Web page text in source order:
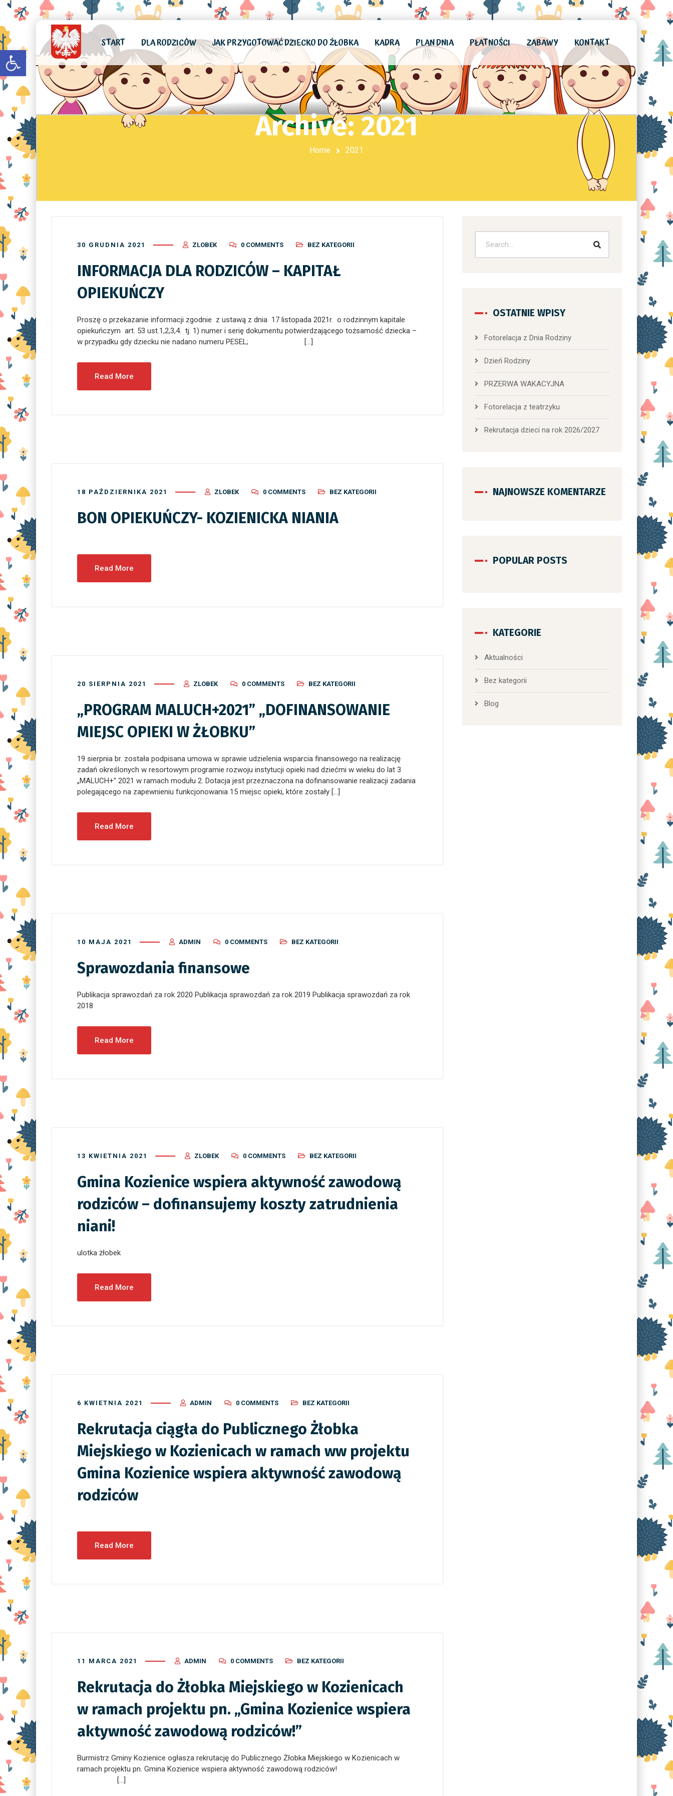
Open toolbar
START DLA RODZICÓW JAK PRZYGOTOWAĆ DZIECKO DO ŻŁOBKA KADRA PLAN DNIA PŁATNOŚCI ZABAWY KONTAKT
Archive: 2021
Home 2021
30 GRUDNIA 2021 ZLOBEK 0 COMMENTS BEZ KATEGORII
INFORMACJA DLA RODZICÓW – KAPITAŁ
OPIEKUŃCZY
Proszę o przekazanie informacji zgodnie z ustawą z dnia 17 listopada 2021r. o rodzinnym kapitale
opiekuńczym art. 53 ust.1,2,3,4. tj. 1) numer i serię dokumentu potwierdzającego tożsamość dziecka –
w przypadku gdy dziecku nie nadano numeru PESEL; […]
Read More
18 PAŹDZIERNIKA 2021 ZLOBEK 0 COMMENTS BEZ KATEGORII
BON OPIEKUŃCZY- KOZIENICKA NIANIA
Read More
20 SIERPNIA 2021 ZLOBEK 0 COMMENTS BEZ KATEGORII
„PROGRAM MALUCH+2021” „DOFINANSOWANIE
MIEJSC OPIEKI W ŻŁOBKU”
19 sierpnia br. została podpisana umowa w sprawie udzielenia wsparcia finansowego na realizację
zadań określonych w resortowym programie rozwoju instytucji opieki nad dziećmi w wieku do lat 3
„MALUCH+” 2021 w ramach modułu 2. Dotacja jest przeznaczona na dofinansowanie realizacji zadania
polegającego na zapewnieniu funkcjonowania 15 miejsc opieki, które zostały […]
Read More
10 MAJA 2021 ADMIN 0 COMMENTS BEZ KATEGORII
Sprawozdania finansowe
Publikacja sprawozdań za rok 2020 Publikacja sprawozdań za rok 2019 Publikacja sprawozdań za rok
2018
Read More
13 KWIETNIA 2021 ZLOBEK 0 COMMENTS BEZ KATEGORII
Gmina Kozienice wspiera aktywność zawodową
rodziców – dofinansujemy koszty zatrudnienia
niani!
ulotka żłobek
Read More
6 KWIETNIA 2021 ADMIN 0 COMMENTS BEZ KATEGORII
Rekrutacja ciągła do Publicznego Żłobka
Miejskiego w Kozienicach w ramach ww projektu
Gmina Kozienice wspiera aktywność zawodową
rodziców
Read More
11 MARCA 2021 ADMIN 0 COMMENTS BEZ KATEGORII
Rekrutacja do Żłobka Miejskiego w Kozienicach
w ramach projektu pn. „Gmina Kozienice wspiera
aktywność zawodową rodziców!”
Burmistrz Gminy Kozienice ogłasza rekrutację do Publicznego Żłobka Miejskiego w Kozienicach w
ramach projektu pn. Gmina Kozienice wspiera aktywność zawodową rodziców!
[…]
OSTATNIE WPISY
Fotorelacja z Dnia Rodziny
Dzień Rodziny
PRZERWA WAKACYJNA
Fotorelacja z teatrzyku
Rekrutacja dzieci na rok 2026/2027
NAJNOWSZE KOMENTARZE
POPULAR POSTS
KATEGORIE
Aktualności
Bez kategorii
Blog